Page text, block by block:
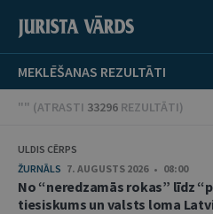
MEKLĒŠANAS REZULTĀTI
"" (ATRASTI 33296 REZULTĀTI)
ULDIS CĒRPS
ŽURNĀLS 7. AUGUSTS 2026 • 08:00
No “neredzamās rokas” līdz
tiesiskums un valsts loma